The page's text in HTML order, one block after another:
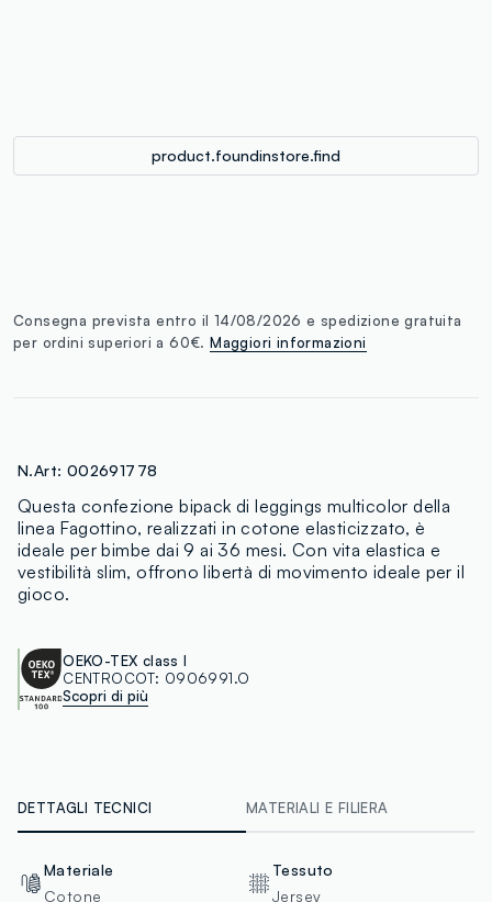
product.foundinstore.find
Consegna prevista entro il 14/08/2026 e spedizione gratuita
per ordini superiori a 60€.Maggiori informazioni
N.Art: 002691778
Questa confezione bipack di leggings multicolor della
linea Fagottino, realizzati in cotone elasticizzato, è
ideale per bimbe dai 9 ai 36 mesi. Con vita elastica e
vestibilità slim, offrono libertà di movimento ideale per il
gioco.
OEKO-TEX class I
CENTROCOT: 0906991.O
Scopri di più
DETTAGLI TECNICI MATERIALI E FILIERA
Materiale
Cotone
Tessuto
Jersey